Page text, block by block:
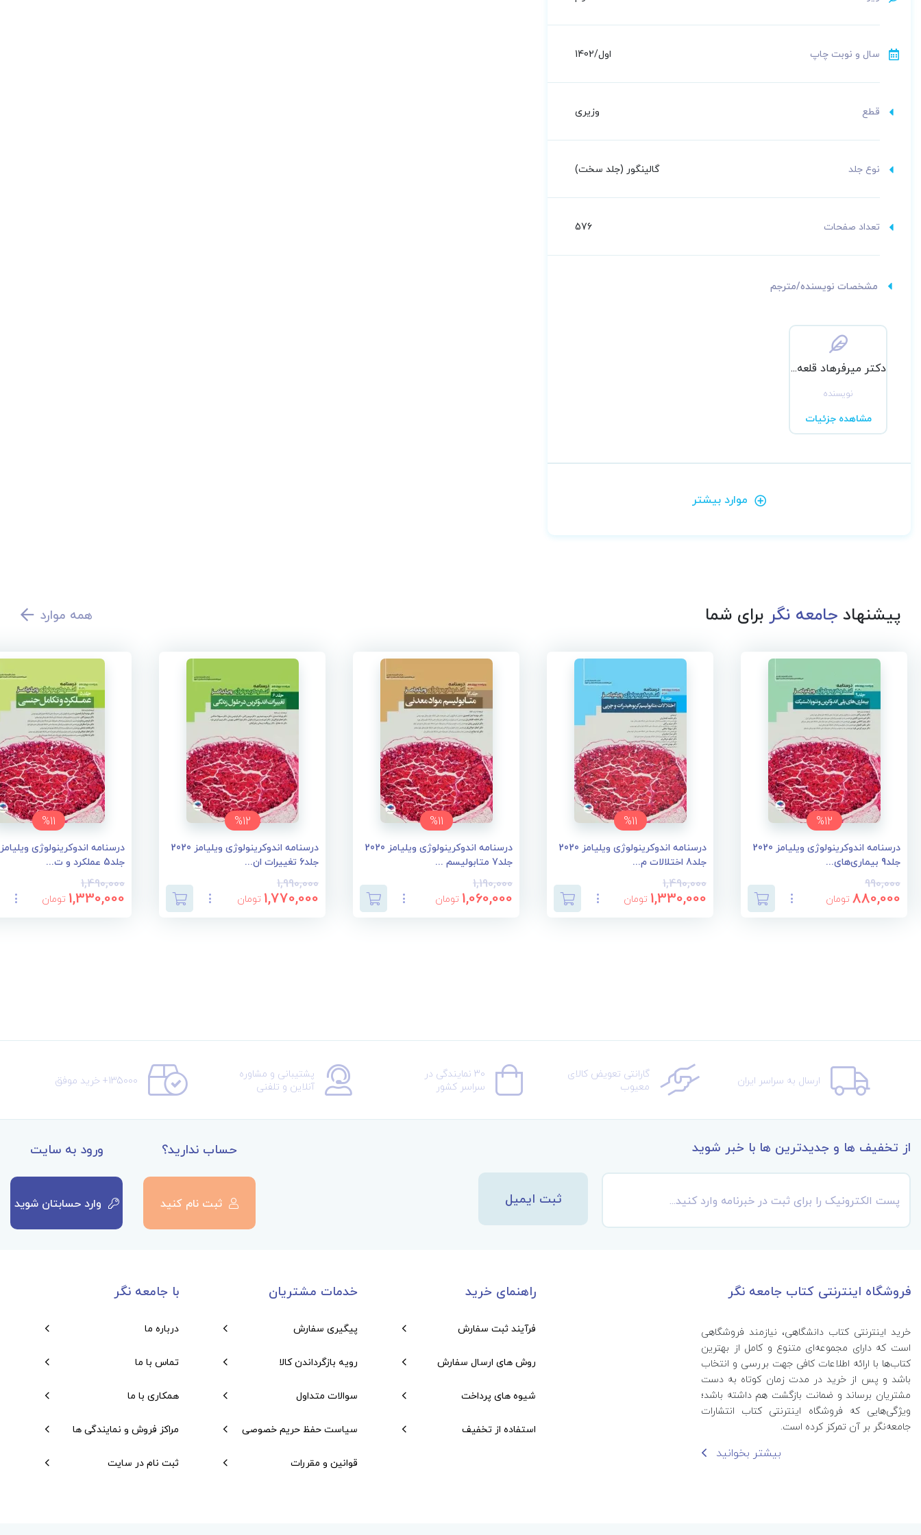
سال و نوبت چاپ اول/1402
قطع وزیری
نوع جلد گالینگور (جلد سخت)
تعداد صفحات 576
مشخصات نویسنده/مترجم
دکتر میرفرهاد قلعه بندی
نویسنده
مشاهده جزئیات
موارد بیشتر
پیشنهادجامعه نگربرای شما همه موارد
%12
درسنامه اندوکرینولوژی ویلیامز 2020
جلد9 بیماری‌های...
990,000
880,000 تومان
%11
درسنامه اندوکرینولوژی ویلیامز 2020
جلد8 اختلالات م...
1,490,000
1,330,000 تومان
%11
درسنامه اندوکرینولوژی ویلیامز 2020
جلد7 متابولیسم ...
1,190,000
1,060,000 تومان
%12
درسنامه اندوکرینولوژی ویلیامز 2020
جلد6 تغییرات ان...
1,990,000
1,770,000 تومان
%11
جلد5 عملکرد و ت...
1,490,000
1,330,000 تومان
ارسال به سراسر ایران گارانتی تعویض کالای
معیوب
30 نمایندگی در
سراسر کشور
پشتیبانی و مشاوره
آنلاین و تلفنی 135000+ خرید موفق
از تخفیف ها و جدیدترین ها با خبر شوید
ثبت ایمیل
ورود به سایت
وارد حسابتان شوید
حساب ندارید؟
ثبت نام کنید
فروشگاه اینترنتی کتاب جامعه نگر
خرید اینترنتی کتاب‌ دانشگاهی، نیازمند فروشگاهی
است که دارای مجموعه‌ای متنوع و کامل از بهترین
کتاب‌ها با ارائه اطلاعات کافی جهت بررسی و انتخاب
باشد و پس از خرید در مدت زمان کوتاه به دست
مشتریان برساند و ضمانت بازگشت هم داشته باشد؛
ویژگی‌هایی که فروشگاه اینترنتی کتاب انتشارات
جامعه‌نگر بر آن تمرکز کرده است.
بیشتر بخوانید
راهنمای خرید
فرآیند ثبت سفارش
روش های ارسال سفارش
شیوه های پرداخت
استفاده از تخفیف
خدمات مشتریان
پیگیری سفارش
رویه بازگرداندن کالا
سوالات متداول
سیاست حفظ حریم خصوصی
قوانین و مقررات
با جامعه نگر
درباره ما
تماس با ما
همکاری با ما
مراکز فروش و نمایندگی ها
ثبت نام در سایت